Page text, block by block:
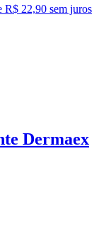
R$ 22,90 sem juros
Dermaex